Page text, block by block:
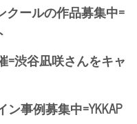
ールの作品募集中=
=渋谷凪咲さんをキャ
事例募集中=YKKAP